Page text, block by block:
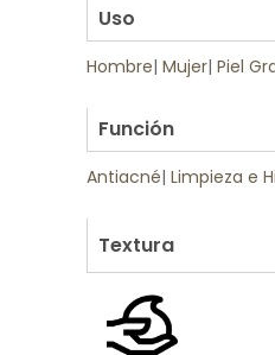
Uso
Hombre| Mujer| Piel
Función
Antiacné| Limpieza e
Textura